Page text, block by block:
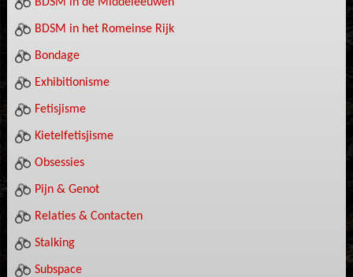
BDSM in het Romeinse Rijk
Bondage
Exhibitionisme
Fetisjisme
Kietelfetisjisme
Obsessies
Pijn & Genot
Relaties & Contacten
Stalking
Subspace